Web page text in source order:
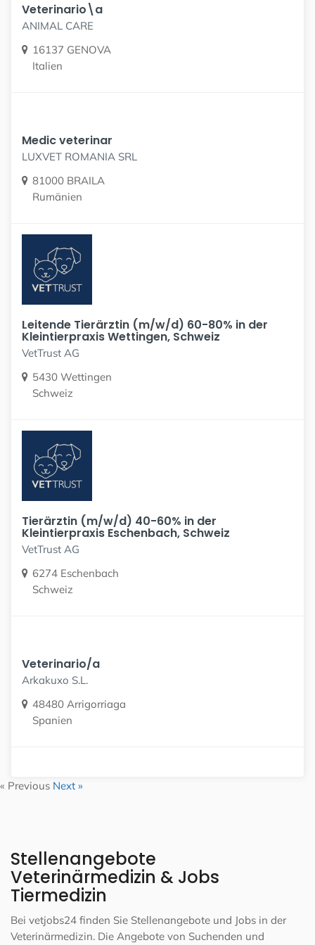
Veterinario\a
ANIMAL CARE
16137 GENOVA
Italien
Medic veterinar
LUXVET ROMANIA SRL
81000 BRAILA
Rumänien
Leitende Tierärztin (m/w/d) 60-80% in der
Kleintierpraxis Wettingen, Schweiz
VetTrust AG
5430 Wettingen
Schweiz
Tierärztin (m/w/d) 40-60% in der
Kleintierpraxis Eschenbach, Schweiz
VetTrust AG
6274 Eschenbach
Schweiz
Veterinario/a
Arkakuxo S.L.
48480 Arrigorriaga
Spanien
« Previous Next »
Stellenangebote
Veterinärmedizin & Jobs
Tiermedizin
Bei vetjobs24 finden Sie Stellenangebote und Jobs in der
Veterinärmedizin. Die Angebote von Suchenden und